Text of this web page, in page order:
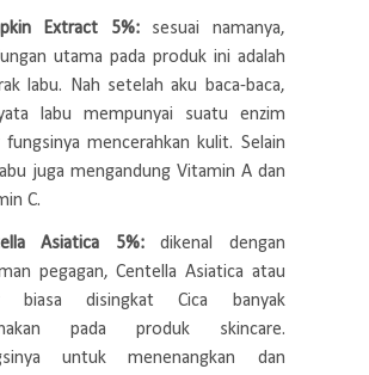
Extract 5%: sesuai namanya,
utama pada produk ini adalah
labu. Nah setelah aku baca-baca,
labu mempunyai suatu enzim
fungsinya mencerahkan kulit. Selain
juga mengandung Vitamin A dan
C.
Asiatica 5%:dikenal dengan
pegagan, Centella Asiatica atau
biasa disingkat Cica banyak
pada produk skincare.
untuk menenangkan dan